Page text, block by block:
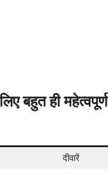
बहुत ही महेत्वपूर्ण
दीवारें